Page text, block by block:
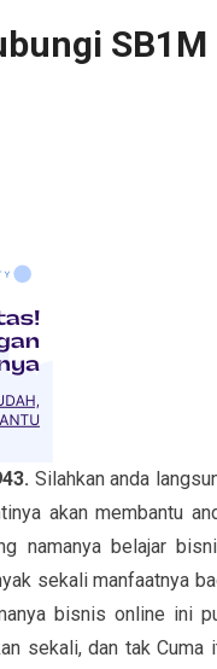
SB1M
Silahkan anda
akan membantu
namanya belajar
sekali manfaatnya
bisnis online ini
sekali, dan tak Cuma